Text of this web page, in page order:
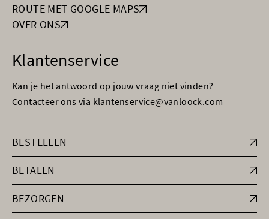
ROUTE MET GOOGLE MAPS
OVER ONS
Klantenservice
Kan je het antwoord op jouw vraag niet vinden?
Contacteer ons via klantenservice@vanloock.com
BESTELLEN
BETALEN
BEZORGEN